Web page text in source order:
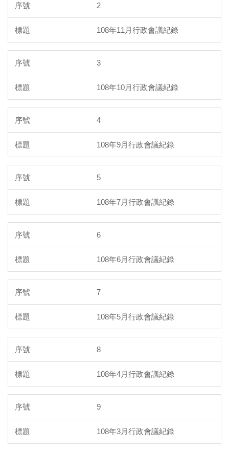
2
108年11月行政會議紀錄
3
108年10月行政會議紀錄
4
108年9月行政會議紀錄
5
108年7月行政會議紀錄
6
108年6月行政會議紀錄
7
108年5月行政會議紀錄
8
108年4月行政會議紀錄
9
108年3月行政會議紀錄